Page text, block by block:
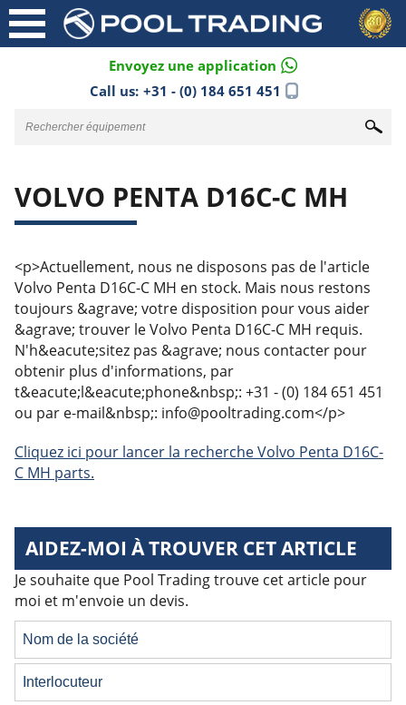
Envoyez une application
Call us: +31 - (0) 184 651 451
VOLVO PENTA D16C-C MH
<p>Actuellement, nous ne disposons pas de l'article
Volvo Penta D16C-C MH en stock. Mais nous restons
toujours &agrave; votre disposition pour vous aider
&agrave; trouver le Volvo Penta D16C-C MH requis.
N'h&eacute;sitez pas &agrave; nous contacter pour
obtenir plus d'informations, par
t&eacute;l&eacute;phone&nbsp;: +31 - (0) 184 651 451
ou par e-mail&nbsp;: info@pooltrading.com</p>
Cliquez ici pour lancer la recherche Volvo Penta D16C-
C MH parts.
AIDEZ-MOI À TROUVER CET ARTICLE
Je souhaite que Pool Trading trouve cet article pour
moi et m'envoie un devis.